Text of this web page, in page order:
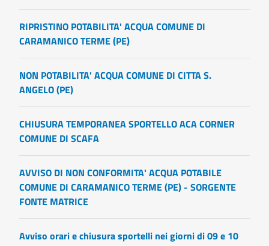
RIPRISTINO POTABILITA' ACQUA COMUNE DI
CARAMANICO TERME (PE)
NON POTABILITA' ACQUA COMUNE DI CITTA S.
ANGELO (PE)
CHIUSURA TEMPORANEA SPORTELLO ACA CORNER
COMUNE DI SCAFA
AVVISO DI NON CONFORMITA' ACQUA POTABILE
COMUNE DI CARAMANICO TERME (PE) - SORGENTE
FONTE MATRICE
Avviso orari e chiusura sportelli nei giorni di 09 e 10